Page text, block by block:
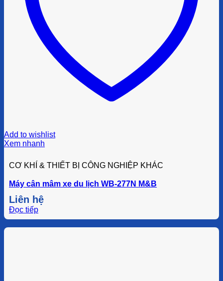
Add to wishlist
Xem nhanh
CƠ KHÍ & THIẾT BỊ CÔNG NGHIỆP KHÁC
Máy cân mâm xe du lịch WB-277N M&B
Liên hệ
Đọc tiếp